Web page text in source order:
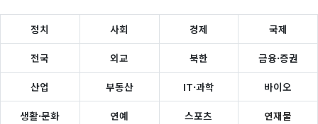
정치 사회 경제 국제
전국 외교 북한 금융·증권
산업 부동산 IT·과학 바이오
생활·문화 연예 스포츠 연재물